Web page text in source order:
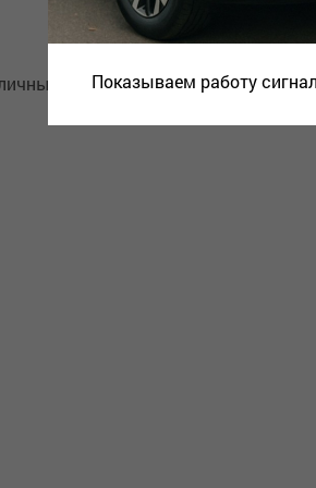
Показываем работу
варианты защиты от